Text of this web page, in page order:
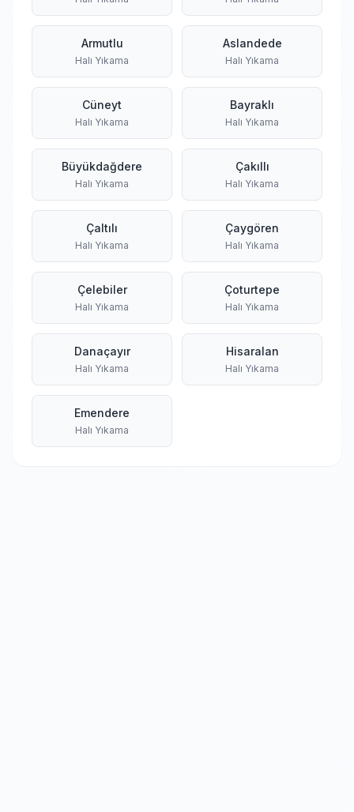
Armutlu
Halı Yıkama
Aslandede
Halı Yıkama
Cüneyt
Halı Yıkama
Bayraklı
Halı Yıkama
Büyükdağdere
Halı Yıkama
Çakıllı
Halı Yıkama
Çaltılı
Halı Yıkama
Çaygören
Halı Yıkama
Çelebiler
Halı Yıkama
Çoturtepe
Halı Yıkama
Danaçayır
Halı Yıkama
Hisaralan
Halı Yıkama
Emendere
Halı Yıkama